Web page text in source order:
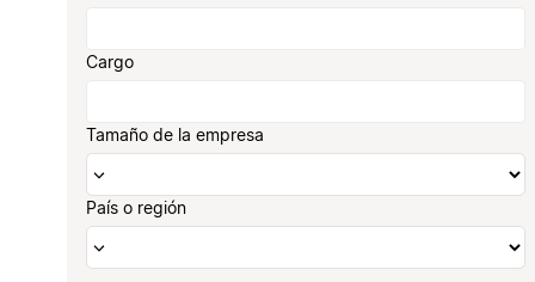
Cargo
Tamaño de la empresa
País o región